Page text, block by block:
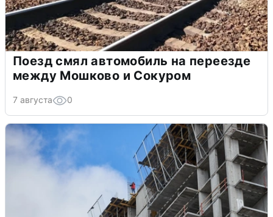
Поезд смял автомобиль на переезде
между Мошково и Сокуром
7 августа 0